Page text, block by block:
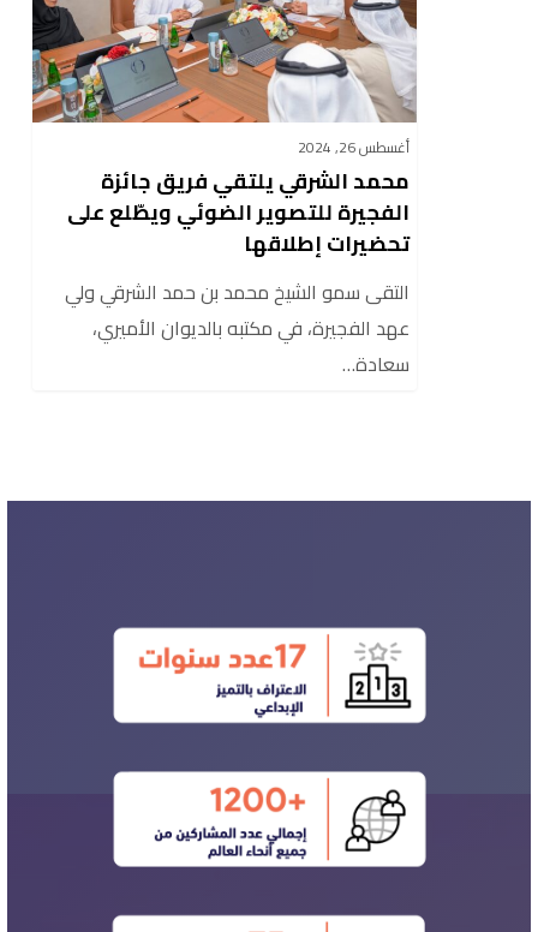
جائزة
الفجيرة
للتصوير
الضوئي
ويطّلع
على
تحضيرات
إطلاقها
أغسطس 26, 2024
محمد الشرقي يلتقي فريق جائزة
الفجيرة للتصوير الضوئي ويطّلع على
تحضيرات إطلاقها
التقى سمو الشيخ محمد بن حمد الشرقي ولي
عهد الفجيرة، في مكتبه بالديوان الأميري،
سعادة…